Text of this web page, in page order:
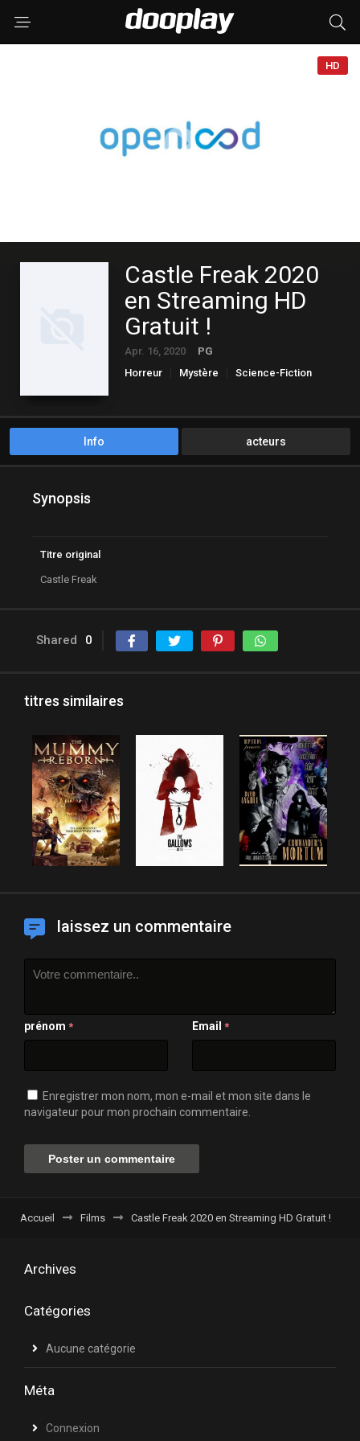
HD
Castle Freak 2020
en Streaming HD
Gratuit !
Apr. 16, 2020
PG
Horreur
Mystère Science-Fiction
Info acteurs
Synopsis
Titre original
Castle Freak
Shared 0
titres similaires
laissez un commentaire
prénom * Email *
Enregistrer mon nom, mon e-mail et mon site dans le
navigateur pour mon prochain commentaire.
Accueil Films Castle Freak 2020 en Streaming HD Gratuit !
Archives
Catégories
Aucune catégorie
Méta
Connexion